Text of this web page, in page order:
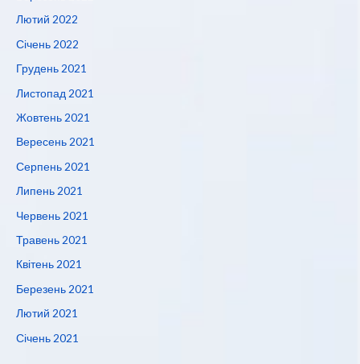
Лютий 2022
Січень 2022
Грудень 2021
Листопад 2021
Жовтень 2021
Вересень 2021
Серпень 2021
Липень 2021
Червень 2021
Травень 2021
Квітень 2021
Березень 2021
Лютий 2021
Січень 2021